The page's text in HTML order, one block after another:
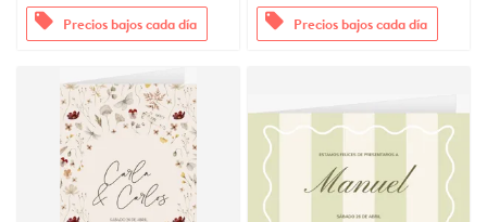
offers Precios bajos cada día offers Precios bajos cada día